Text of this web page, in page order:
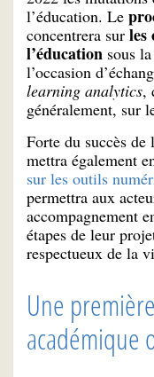
l’éducation. Le
concentrera sur les
l’éducation sous
l’occasion
learning analytics,
généralement, sur
Forte du succès
mettra également
sur les outils
permettra aux
accompagnement
étapes de leur
respectueux de la
Une
académique